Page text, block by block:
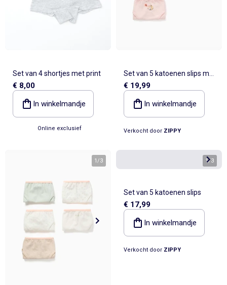
Set van 4 shortjes met print
€ 8,00
In winkelmandje
Online exclusief
Set van 5 katoenen slips met
Jessie en bullseye prints
€ 19,99
In winkelmandje
Verkocht door ZIPPY
1/3 1/3
Set van 5 katoenen slips
€ 17,99
In winkelmandje
Verkocht door ZIPPY